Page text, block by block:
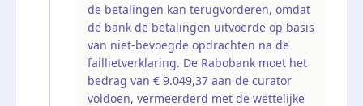
de betalingen kan terugvorderen, omdat
de bank de betalingen uitvoerde op basis
van niet-bevoegde opdrachten na de
faillietverklaring. De Rabobank moet het
bedrag van € 9.049,37 aan de curator
voldoen, vermeerderd met de wettelijke